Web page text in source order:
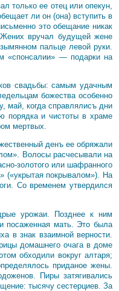
только ее отец или опекун,
ли он (она) вступить в
это обещание никак
вручал будущей жене
пальце левой руки.
«спонсалии» — подарки на
свадьбы: самым удачным
божества особенно
май, когда справлялисъ дни
порядка и чистоты в храме
мертвых.
денъ ее обряжали
Волосы расчесывали на
золотого или шафранного
(«укрытая покрывалом»). На
Со временем утвердился
урожаи. Позднее к ним
посаженная мать. Это была
в знак взаимной верности.
домашнего очага в доме
обходили вокруг алтаря;
приданое жены.
Пиры затягивались
тысячу сестерциев. За